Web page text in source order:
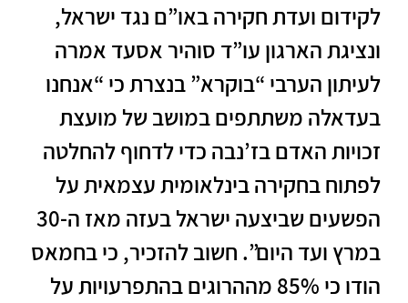
לקידום ועדת חקירה באו”ם נגד ישראל,
ונציגת הארגון עו”ד סוהיר אסעד אמרה
לעיתון הערבי “בוקרא” בנצרת כי “אנחנו
בעדאלה משתתפים במושב של מועצת
זכויות האדם בז’נבה כדי לדחוף להחלטה
לפתוח בחקירה בינלאומית עצמאית על
הפשעים שביצעה ישראל בעזה מאז ה-30
במרץ ועד היום”. חשוב להזכיר, כי בחמאס
הודו כי 85% מההרוגים בהתפרעויות על